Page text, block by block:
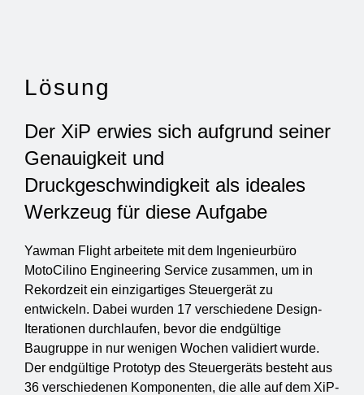
Lösung
Der XiP erwies sich aufgrund seiner
Genauigkeit und
Druckgeschwindigkeit als ideales
Werkzeug für diese Aufgabe
Yawman Flight arbeitete mit dem Ingenieurbüro
MotoCilino Engineering Service zusammen, um in
Rekordzeit ein einzigartiges Steuergerät zu
entwickeln. Dabei wurden 17 verschiedene Design-
Iterationen durchlaufen, bevor die endgültige
Baugruppe in nur wenigen Wochen validiert wurde.
Der endgültige Prototyp des Steuergeräts besteht aus
36 verschiedenen Komponenten, die alle auf dem XiP-